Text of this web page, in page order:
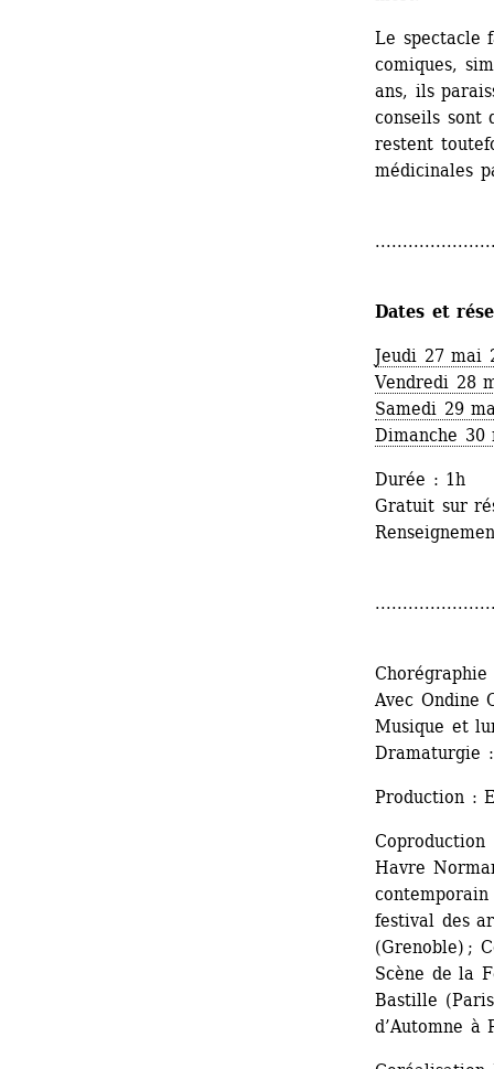
Le spectacle
comiques,
ans, ils
conseils sont
restent
médicinales
Dates et
Jeudi 27 mai
Vendredi 28
Samedi 29
Dimanche 30
Durée : 1h
Gratuit sur
Avec Ondine
Musique et
Dramaturgie
Production :
Havre
festival des
(Grenoble) ;
Scène de la
Bastille
d’Automne à